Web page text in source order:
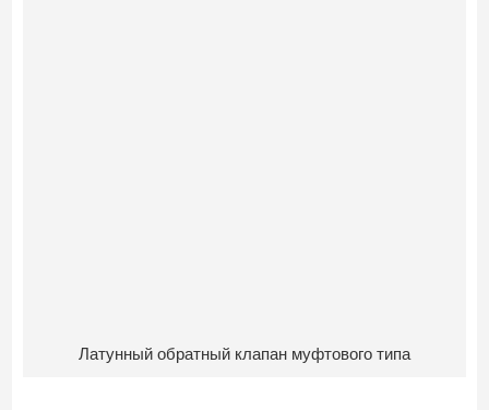
Латунный обратный клапан муфтового типа